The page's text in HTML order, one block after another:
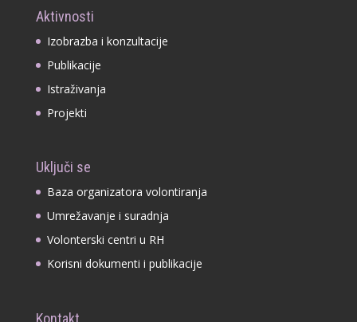
Aktivnosti
Izobrazba i konzultacije
Publikacije
Istraživanja
Projekti
Uključi se
Baza organizatora volontiranja
Umrežavanje i suradnja
Volonterski centri u RH
Korisni dokumenti i publikacije
Kontakt